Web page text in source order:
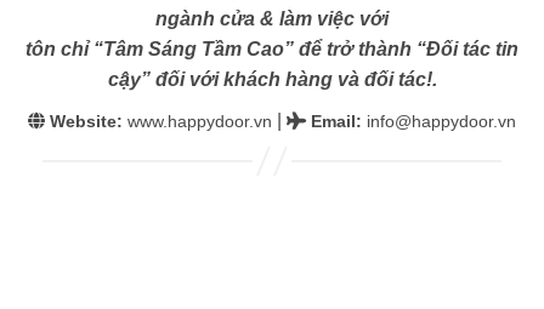
ngành cửa & làm việc với
tôn chỉ “Tâm Sáng Tầm Cao” để trở thành “Đối tác tin
cậy” đối với khách hàng và đối tác!.
Website: www.happydoor.vn Email: info@happydoor.vn